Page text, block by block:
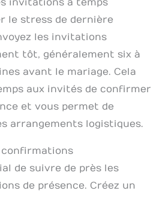
invitations à temps
le stress de dernière
les invitations
tôt, généralement six à
avant le mariage. Cela
aux invités de confirmer
et vous permet de
arrangements logistiques.
confirmations
de suivre de près les
de présence. Créez un